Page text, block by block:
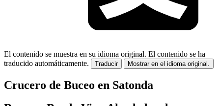
El contenido se muestra en su idioma original. El contenido se ha
traducido automáticamente.
Traducir Mostrar en el idioma original.
Crucero de Buceo en Satonda